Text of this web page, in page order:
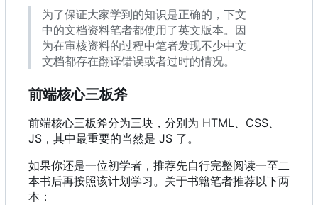
为了保证大家学到的知识是正确的，下文
中的文档资料笔者都使用了英文版本。因
为在审核资料的过程中笔者发现不少中文
文档都存在翻译错误或者过时的情况。
前端核心三板斧
前端核心三板斧分为三块，分别为 HTML、CSS、
JS ， 其中最重要的当然是 JS 了。
如果你还是一位初学者，推荐先自行完整阅读一至二
本书后再按照该计划学习。关于书籍笔者推荐以下两
本：